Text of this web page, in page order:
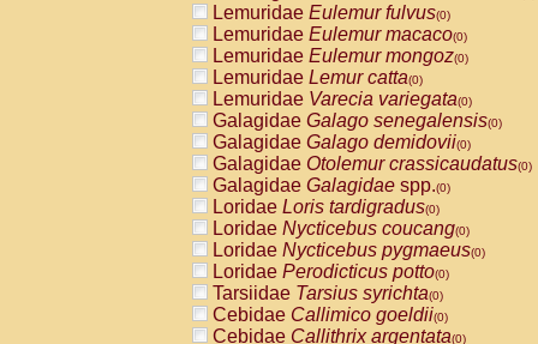
CebidaeSaimiri sciureus(0)
AtelidaeAlouatta caraya(0)
AtelidaeAlouatta fusca(0)
AtelidaeAlouatta seniculus
AtelidaeAlouattaspp.(0)
AtelidaeAteles belzebuth(0)
AtelidaeAteles geoffroyi(0)
AtelidaeAteles paniscus(0)
AtelidaeAtelesspp.(0)
Atelidae Lagothrix lagothricha
AtelidaeLagothrix lagothricha cana
PitheciidaeCacajao calvus
PitheciidaeCallicebus cupreus
PitheciidaeCallicebus donacophilus
PitheciidaeCallicebus moloch
PitheciidaeCallicebus torquatus
Lemuridae Eulemur fulvus(0)
Lemuridae Eulemur macaco(0)
Lemuridae Eulemur mongoz(0)
Lemuridae Lemur catta(0)
Lemuridae Varecia variegata(0)
Galagidae Galago senegalensis(0)
Galagidae Galago demidovii(0)
Galagidae Otolemur crassicaudatus(0)
Galagidae Galagidae spp.(0)
Loridae Loris tardigradus(0)
Loridae Nycticebus coucang(0)
Loridae Nycticebus pygmaeus(0)
Loridae Perodicticus potto(0)
Tarsiidae Tarsius syrichta(0)
Cebidae Callimico goeldii(0)
Cebidae Callithrix argentata(0)